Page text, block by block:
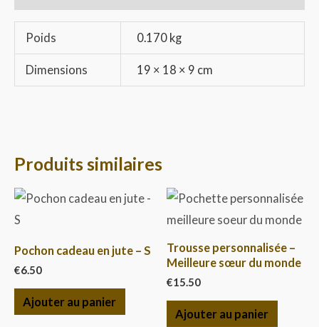
Poids 0.170 kg
Dimensions 19 × 18 × 9 cm
Produits similaires
Pochon cadeau en jute – S
€6.50
Ajouter au panier
Trousse personnalisée –
Meilleure sœur du monde
€15.50
Ajouter au panier